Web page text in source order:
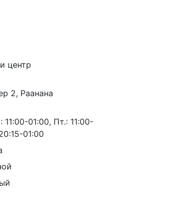
центр
2, Раанана
11:00-01:00, Пт.: 11:00-
01:00